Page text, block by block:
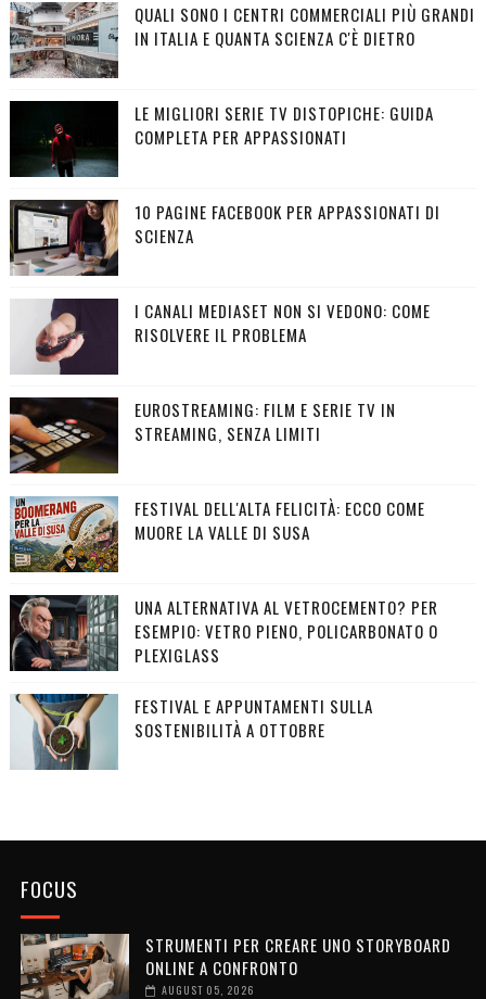
QUALI SONO I CENTRI COMMERCIALI PIÙ GRANDI
IN ITALIA E QUANTA SCIENZA C'È DIETRO
LE MIGLIORI SERIE TV DISTOPICHE: GUIDA
COMPLETA PER APPASSIONATI
10 PAGINE FACEBOOK PER APPASSIONATI DI
SCIENZA
I CANALI MEDIASET NON SI VEDONO: COME
RISOLVERE IL PROBLEMA
EUROSTREAMING: FILM E SERIE TV IN
STREAMING, SENZA LIMITI
FESTIVAL DELL'ALTA FELICITÀ: ECCO COME
MUORE LA VALLE DI SUSA
UNA ALTERNATIVA AL VETROCEMENTO? PER
ESEMPIO: VETRO PIENO, POLICARBONATO O
PLEXIGLASS
FESTIVAL E APPUNTAMENTI SULLA
SOSTENIBILITÀ A OTTOBRE
FOCUS
STRUMENTI PER CREARE UNO STORYBOARD
ONLINE A CONFRONTO
AUGUST 05, 2026